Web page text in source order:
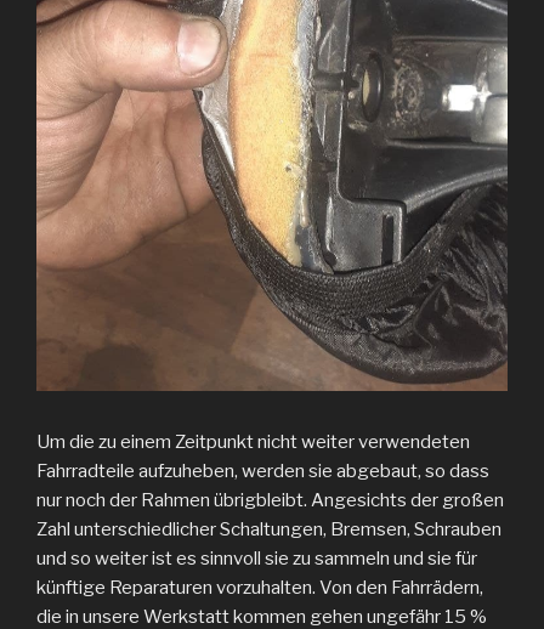
Um die zu einem Zeitpunkt nicht weiter verwendeten
Fahrradteile aufzuheben, werden sie abgebaut, so dass
nur noch der Rahmen übrigbleibt. Angesichts der großen
Zahl unterschiedlicher Schaltungen, Bremsen, Schrauben
und so weiter ist es sinnvoll sie zu sammeln und sie für
künftige Reparaturen vorzuhalten. Von den Fahrrädern,
die in unsere Werkstatt kommen gehen ungefähr 15 %